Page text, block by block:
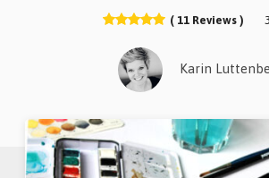
( 11 Reviews )
Karin
Menu